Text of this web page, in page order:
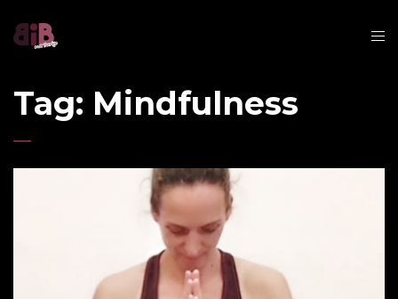
Tag: Mindfulness